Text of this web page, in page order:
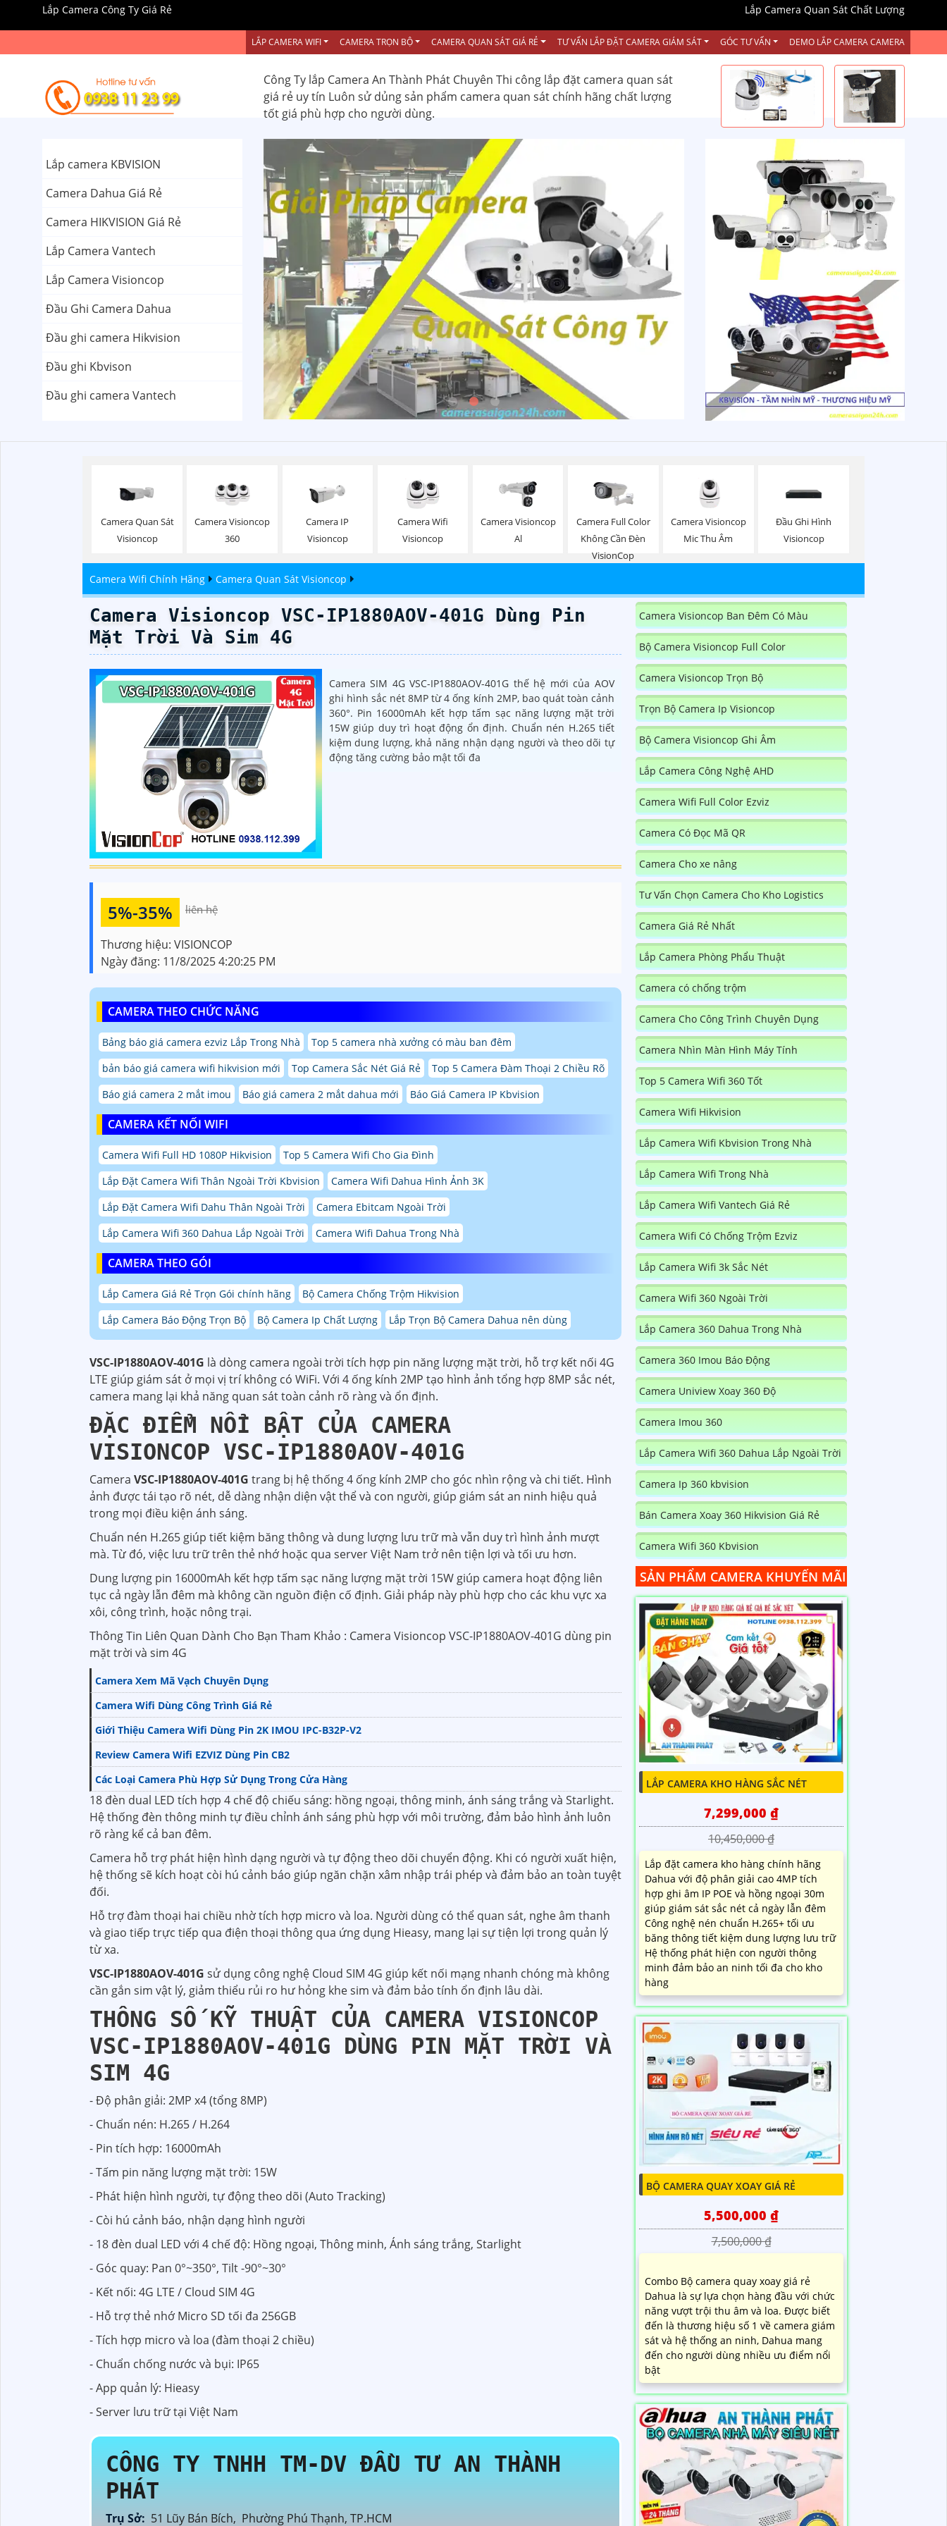
Lắp Camera Công Ty Giá Rẻ Lắp Camera Quan Sát Chất Lượng
LẮP CAMERA WIFI CAMERA TRỌN BỘ CAMERA QUAN SÁT GIÁ RẺ TƯ VẤN LẮP ĐẶT CAMERA GIÁM SÁT GÓC TƯ VẤN DEMO LẮP CAMERA CAMERA
Công Ty lắp Camera An Thành Phát Chuyên Thi công lắp đặt camera quan sát
giá rẻ uy tín Luôn sử dủng sản phẩm camera quan sát chính hãng chất lượng
tốt giá phù hợp cho người dùng.
Lắp camera KBVISION
Camera Dahua Giá Rẻ
Camera HIKVISION Giá Rẻ
Lắp Camera Vantech
Lắp Camera Visioncop
Đầu Ghi Camera Dahua
Đầu ghi camera Hikvision
Đầu ghi Kbvison
Đầu ghi camera Vantech
Camera Quan Sát
Visioncop
Camera Visioncop
360
Camera IP
Visioncop
Camera Wifi
Visioncop
Camera Visioncop
Al
Camera Full Color
Không Cần Đèn
VisionCop
Camera Visioncop
Mic Thu Âm
Đầu Ghi Hình
Visioncop
Camera Wifi Chính Hãng Camera Quan Sát Visioncop
Camera Visioncop VSC-IP1880AOV-401G Dùng Pin
Mặt Trời Và Sim 4G
Camera SIM 4G VSC-IP1880AOV-401G thế hệ mới của AOV
ghi hình sắc nét 8MP từ 4 ống kính 2MP, bao quát toàn cảnh
360°. Pin 16000mAh kết hợp tấm sạc năng lượng mặt trời
15W giúp duy trì hoạt động ổn định. Chuẩn nén H.265 tiết
kiệm dung lượng, khả năng nhận dạng người và theo dõi tự
động tăng cường bảo mật tối đa
5%-35% liên hệ
Thương hiệu: VISIONCOP
Ngày đăng: 11/8/2025 4:20:25 PM
CAMERA THEO CHỨC NĂNG
Bảng báo giá camera ezviz Lắp Trong Nhà
Top 5 camera nhà xưởng có màu ban đêm
bản báo giá camera wifi hikvision mới
Top Camera Sắc Nét Giá Rẻ
Top 5 Camera Đàm Thoại 2 Chiều Rõ
Báo giá camera 2 mắt imou
Báo giá camera 2 mắt dahua mới Báo Giá Camera IP Kbvision
CAMERA KẾT NỐI WIFI
Camera Wifi Full HD 1080P Hikvision
Top 5 Camera Wifi Cho Gia Đình
Lắp Đặt Camera Wifi Thân Ngoài Trời Kbvision
Camera Wifi Dahua Hình Ảnh 3K
Lắp Đặt Camera Wifi Dahu Thân Ngoài Trời
Camera Ebitcam Ngoài Trời
Lắp Camera Wifi 360 Dahua Lắp Ngoài Trời
Camera Wifi Dahua Trong Nhà
CAMERA THEO GÓI
Lắp Camera Giá Rẻ Trọn Gói chính hãng
Bộ Camera Chống Trộm Hikvision
Lắp Camera Báo Động Trọn Bộ
Bộ Camera Ip Chất Lượng Lắp Trọn Bộ Camera Dahua nên dùng
VSC-IP1880AOV-401G là dòng camera ngoài trời tích hợp pin năng lượng mặt trời, hỗ trợ kết nối 4G
LTE giúp giám sát ở mọi vị trí không có WiFi. Với 4 ống kính 2MP tạo hình ảnh tổng hợp 8MP sắc nét,
camera mang lại khả năng quan sát toàn cảnh rõ ràng và ổn định.
ĐẶC ĐIỂM NỔI BẬT CỦA CAMERA
VISIONCOP VSC-IP1880AOV-401G
Camera VSC-IP1880AOV-401G trang bị hệ thống 4 ống kính 2MP cho góc nhìn rộng và chi tiết. Hình
ảnh được tái tạo rõ nét, dễ dàng nhận diện vật thể và con người, giúp giám sát an ninh hiệu quả
trong mọi điều kiện ánh sáng.
Chuẩn nén H.265 giúp tiết kiệm băng thông và dung lượng lưu trữ mà vẫn duy trì hình ảnh mượt
mà. Từ đó, việc lưu trữ trên thẻ nhớ hoặc qua server Việt Nam trở nên tiện lợi và tối ưu hơn.
Dung lượng pin 16000mAh kết hợp tấm sạc năng lượng mặt trời 15W giúp camera hoạt động liên
tục cả ngày lẫn đêm mà không cần nguồn điện cố định. Giải pháp này phù hợp cho các khu vực xa
xôi, công trình, hoặc nông trại.
Thông Tin Liên Quan Dành Cho Bạn Tham Khảo : Camera Visioncop VSC-IP1880AOV-401G dùng pin
mặt trời và sim 4G
Camera Xem Mã Vạch Chuyên Dụng
Camera Wifi Dùng Công Trình Giá Rẻ
Giới Thiệu Camera Wifi Dùng Pin 2K IMOU IPC-B32P-V2
Review Camera Wifi EZVIZ Dùng Pin CB2
Các Loại Camera Phù Hợp Sử Dụng Trong Cửa Hàng
18 đèn dual LED tích hợp 4 chế độ chiếu sáng: hồng ngoại, thông minh, ánh sáng trắng và Starlight.
Hệ thống đèn thông minh tự điều chỉnh ánh sáng phù hợp với môi trường, đảm bảo hình ảnh luôn
rõ ràng kể cả ban đêm.
Camera hỗ trợ phát hiện hình dạng người và tự động theo dõi chuyển động. Khi có người xuất hiện,
hệ thống sẽ kích hoạt còi hú cảnh báo giúp ngăn chặn xâm nhập trái phép và đảm bảo an toàn tuyệt
đối.
Hỗ trợ đàm thoại hai chiều nhờ tích hợp micro và loa. Người dùng có thể quan sát, nghe âm thanh
và giao tiếp trực tiếp qua điện thoại thông qua ứng dụng Hieasy, mang lại sự tiện lợi trong quản lý
từ xa.
VSC-IP1880AOV-401G sử dụng công nghệ Cloud SIM 4G giúp kết nối mạng nhanh chóng mà không
cần gắn sim vật lý, giảm thiểu rủi ro hư hỏng khe sim và đảm bảo tính ổn định lâu dài.
THÔNG SỐ KỸ THUẬT CỦA CAMERA VISIONCOP
VSC-IP1880AOV-401G DÙNG PIN MẶT TRỜI VÀ
SIM 4G
- Độ phân giải: 2MP x4 (tổng 8MP)
- Chuẩn nén: H.265 / H.264
- Pin tích hợp: 16000mAh
- Tấm pin năng lượng mặt trời: 15W
- Phát hiện hình người, tự động theo dõi (Auto Tracking)
- Còi hú cảnh báo, nhận dạng hình người
- 18 đèn dual LED với 4 chế độ: Hồng ngoại, Thông minh, Ánh sáng trắng, Starlight
- Góc quay: Pan 0°~350°, Tilt -90°~30°
- Kết nối: 4G LTE / Cloud SIM 4G
- Hỗ trợ thẻ nhớ Micro SD tối đa 256GB
- Tích hợp micro và loa (đàm thoại 2 chiều)
- Chuẩn chống nước và bụi: IP65
- App quản lý: Hieasy
- Server lưu trữ tại Việt Nam
CÔNG TY TNHH TM-DV ĐẦU TƯ AN THÀNH
PHÁT
Trụ Sở: 51 Lũy Bán Bích, Phường Phú Thạnh, TP.HCM
Camera Visioncop Ban Đêm Có Màu
Bộ Camera Visioncop Full Color
Camera Visioncop Trọn Bộ
Trọn Bộ Camera Ip Visioncop
Bộ Camera Visioncop Ghi Âm
Lắp Camera Công Nghệ AHD
Camera Wifi Full Color Ezviz
Camera Có Đọc Mã QR
Camera Cho xe nâng
Tư Vấn Chọn Camera Cho Kho Logistics
Camera Giá Rẻ Nhất
Lắp Camera Phòng Phẩu Thuật
Camera có chống trộm
Camera Cho Công Trình Chuyên Dụng
Camera Nhìn Màn Hình Máy Tính
Top 5 Camera Wifi 360 Tốt
Camera Wifi Hikvision
Lắp Camera Wifi Kbvision Trong Nhà
Lắp Camera Wifi Trong Nhà
Lắp Camera Wifi Vantech Giá Rẻ
Camera Wifi Có Chống Trộm Ezviz
Lắp Camera Wifi 3k Sắc Nét
Camera Wifi 360 Ngoài Trời
Lắp Camera 360 Dahua Trong Nhà
Camera 360 Imou Báo Động
Camera Uniview Xoay 360 Độ
Camera Imou 360
Lắp Camera Wifi 360 Dahua Lắp Ngoài Trời
Camera Ip 360 kbvision
Bán Camera Xoay 360 Hikvision Giá Rẻ
Camera Wifi 360 Kbvision
SẢN PHẨM CAMERA KHUYẾN MÃI
LẮP CAMERA KHO HÀNG SẮC NÉT
7,299,000 ₫
10,450,000 ₫
Lắp đặt camera kho hàng chính hãng
Dahua với độ phân giải cao 4MP tích
hợp ghi âm IP POE và hồng ngoại 30m
giúp giám sát sắc nét cả ngày lẫn đêm
Công nghệ nén chuẩn H.265+ tối ưu
băng thông tiết kiệm dung lượng lưu trữ
Hệ thống phát hiện con người thông
minh đảm bảo an ninh tối đa cho kho
hàng
BỘ CAMERA QUAY XOAY GIÁ RẺ
5,500,000 ₫
7,500,000 ₫
Combo Bộ camera quay xoay giá rẻ
Dahua là sự lựa chọn hàng đầu với chức
năng vượt trội thu âm và loa. Được biết
đến là thương hiệu số 1 về camera giám
sát và hệ thống an ninh, Dahua mang
đến cho người dùng nhiều ưu điểm nổi
bật